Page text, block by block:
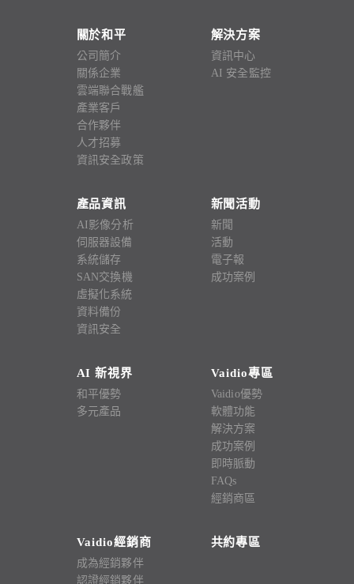
關於和平
公司簡介
關係企業
雲端聯合戰艦
產業客戶
合作夥伴
人才招募
資訊安全政策
解決方案
資訊中心
AI 安全監控
產品資訊
AI影像分析
伺服器設備
系統儲存
SAN交換機
虛擬化系統
資料備份
資訊安全
新聞活動
新聞
活動
電子報
成功案例
AI 新視界
和平優勢
多元產品
Vaidio專區
Vaidio優勢
軟體功能
解決方案
成功案例
即時脈動
FAQs
經銷商區
Vaidio經銷商
成為經銷夥伴
認證經銷夥伴
共約專區